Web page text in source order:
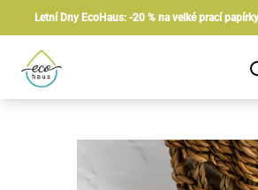
Letní Dny EcoHaus: -20 % na velké prací